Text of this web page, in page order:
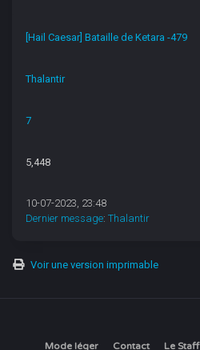
[Hail Caesar] Bataille de Ketara -479
Thalantir
7
5,448
10-07-2023, 23:48
Dernier message:Thalantir
Voir une version imprimable
Mode léger Contact Le Staff